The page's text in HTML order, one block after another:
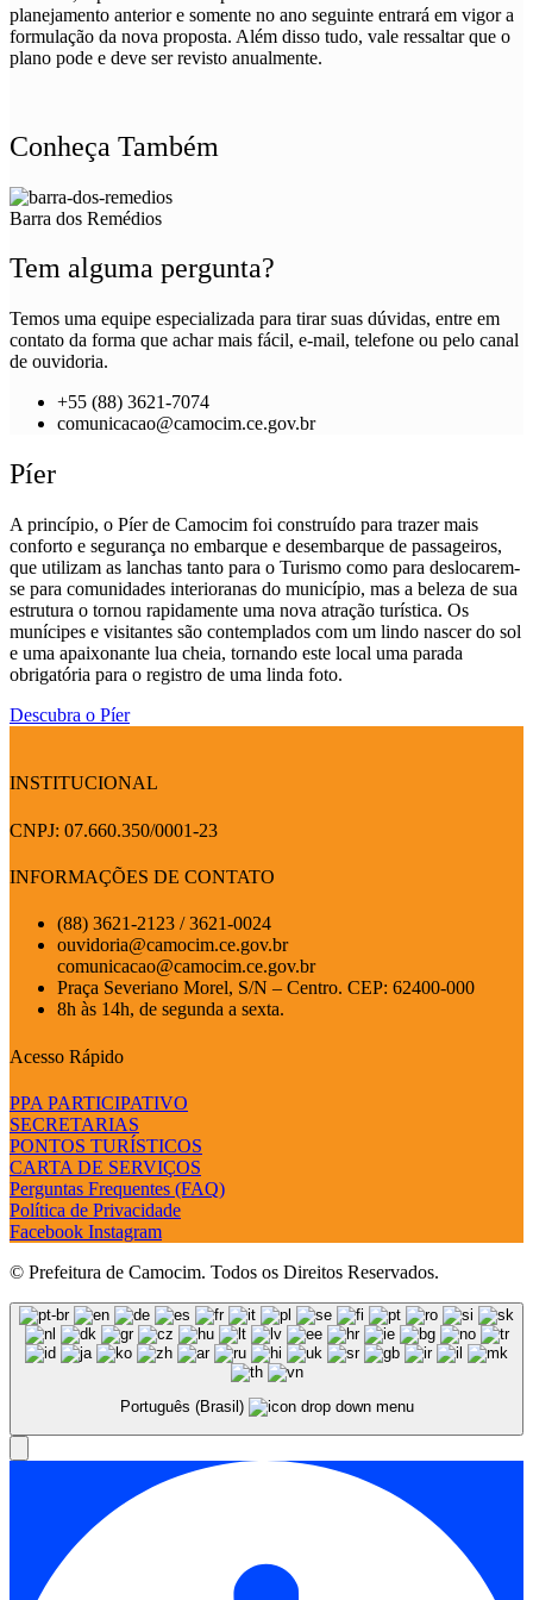
planejamento anterior e somente no ano seguinte entrará em vigor a
formulação da nova proposta. Além disso tudo, vale ressaltar que o
plano pode e deve ser revisto anualmente.
Conheça Também
Barra dos Remédios
Tem alguma pergunta?
Temos uma equipe especializada para tirar suas dúvidas, entre em
contato da forma que achar mais fácil, e-mail, telefone ou pelo canal
de ouvidoria.
+55 (88) 3621-7074
comunicacao@camocim.ce.gov.br
Píer
A princípio, o Píer de Camocim foi construído para trazer mais
conforto e segurança no embarque e desembarque de passageiros,
que utilizam as lanchas tanto para o Turismo como para deslocarem-
se para comunidades interioranas do município, mas a beleza de sua
estrutura o tornou rapidamente uma nova atração turística. Os
munícipes e visitantes são contemplados com um lindo nascer do sol
e uma apaixonante lua cheia, tornando este local uma parada
obrigatória para o registro de uma linda foto.
Descubra o Píer
INSTITUCIONAL
CNPJ: 07.660.350/0001-23
INFORMAÇÕES DE CONTATO
(88) 3621-2123 / 3621-0024
ouvidoria@camocim.ce.gov.br
comunicacao@camocim.ce.gov.br
Praça Severiano Morel, S/N – Centro. CEP: 62400-000
8h às 14h, de segunda a sexta.
Acesso Rápido
PPA PARTICIPATIVO
SECRETARIAS
PONTOS TURÍSTICOS
CARTA DE SERVIÇOS
Perguntas Frequentes (FAQ)
Política de Privacidade
Facebook Instagram
© Prefeitura de Camocim. Todos os Direitos Reservados.
Português (Brasil)